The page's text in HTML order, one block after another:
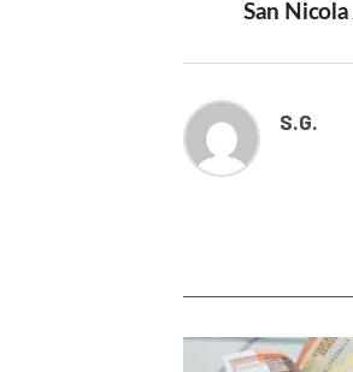
San Nicola
S.G.